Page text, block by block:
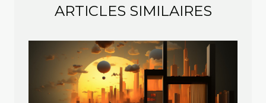
ARTICLES SIMILAIRES